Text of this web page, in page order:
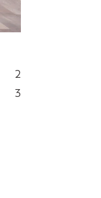
2
3